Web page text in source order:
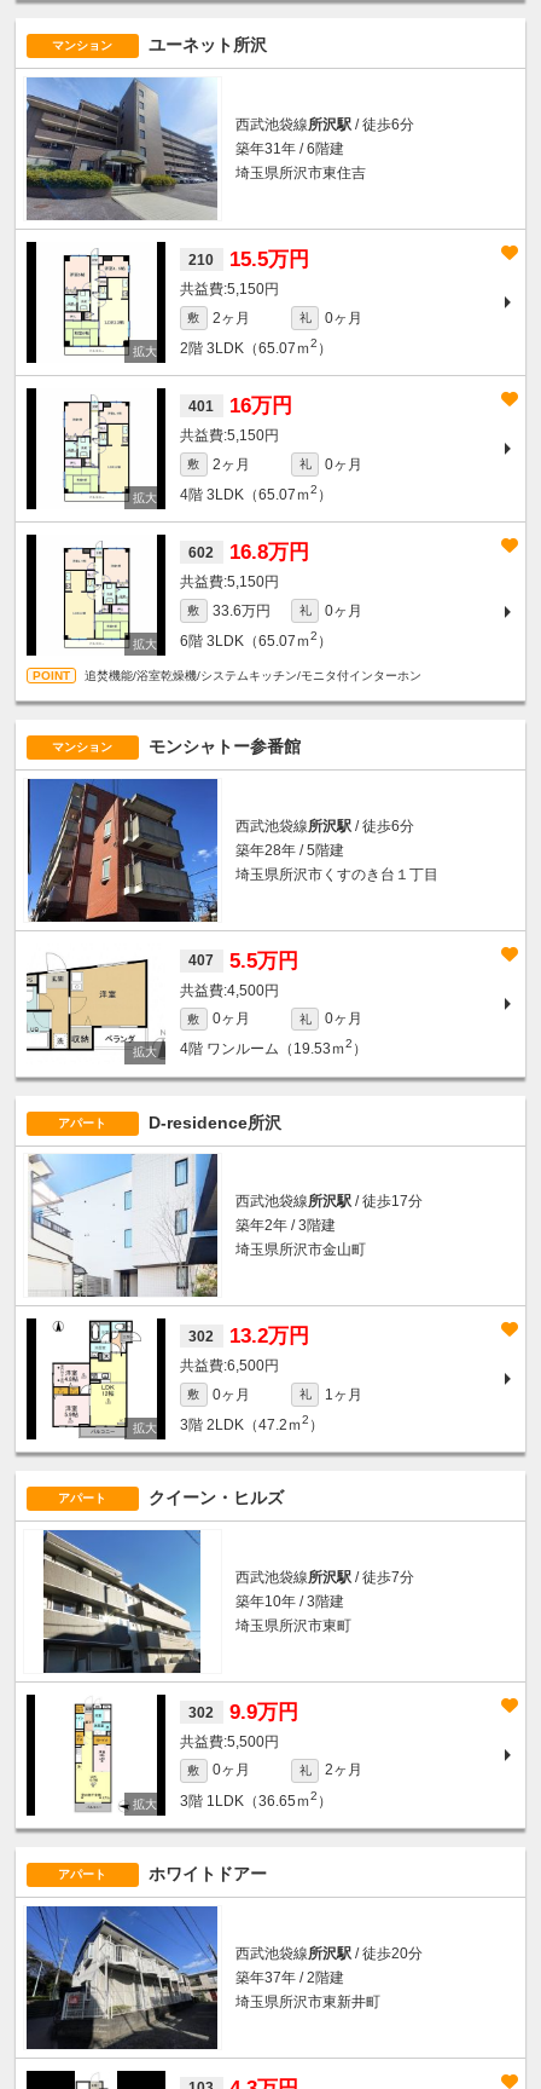
マンション ユーネット所沢
西武池袋線所沢駅 / 徒歩6分
築年31年 / 6階建
埼玉県所沢市東住吉
210 15.5万円
5,150円
敷 2ヶ月 礼
0ヶ月
2階 3LDK（65.07ｍ2 ）
401 16万円
5,150円
敷 2ヶ月 礼
0ヶ月
4階 3LDK（65.07ｍ2 ）
602 16.8万円
5,150円
敷 33.6万円 礼
0ヶ月
6階 3LDK（65.07ｍ2 ）
追焚機能/浴室乾燥機/システムキッチン/モニタ付インターホン
マンション モンシャトー参番館
西武池袋線所沢駅 / 徒歩6分
築年28年 / 5階建
埼玉県所沢市くすのき台１丁目
407 5.5万円
4,500円
敷 0ヶ月 礼
0ヶ月
4階 ワンルーム（19.53ｍ2 ）
アパート D-residence所沢
西武池袋線所沢駅 / 徒歩17分
築年2年 / 3階建
埼玉県所沢市金山町
302 13.2万円
6,500円
敷 0ヶ月 礼
1ヶ月
3階 2LDK（47.2ｍ2 ）
アパート クイーン・ヒルズ
西武池袋線所沢駅 / 徒歩7分
築年10年 / 3階建
埼玉県所沢市東町
302 9.9万円
5,500円
敷 0ヶ月 礼
2ヶ月
3階 1LDK（36.65ｍ2 ）
アパート ホワイトドアー
西武池袋線所沢駅 / 徒歩20分
築年37年 / 2階建
埼玉県所沢市東新井町